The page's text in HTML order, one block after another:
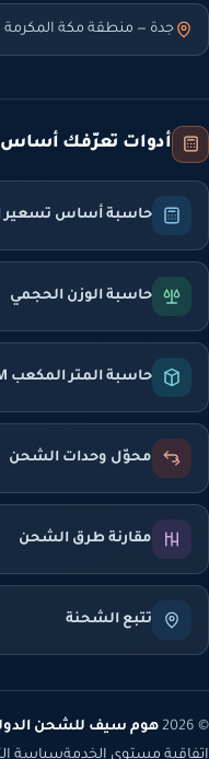
جدة — منطقة مكة المكرمة —
أدوات تعرّفك أساس
حاسبة أساس تسعير
حاسبة الوزن الحجمي
حاسبة المتر المكعب CBM
محوّل وحدات الشحن
مقارنة طرق الشحن
تتبع الشحنة
© 2026 هوم سيف للشحن
اتفاقية مستوى الخدمةسياسة